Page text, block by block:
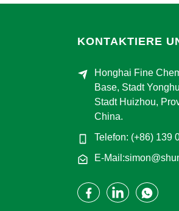
KONTAKTIERE
Honghai Fine
Base, Stadt
Stadt Huizhou,
China.
Telefon: (+86) 139
E-